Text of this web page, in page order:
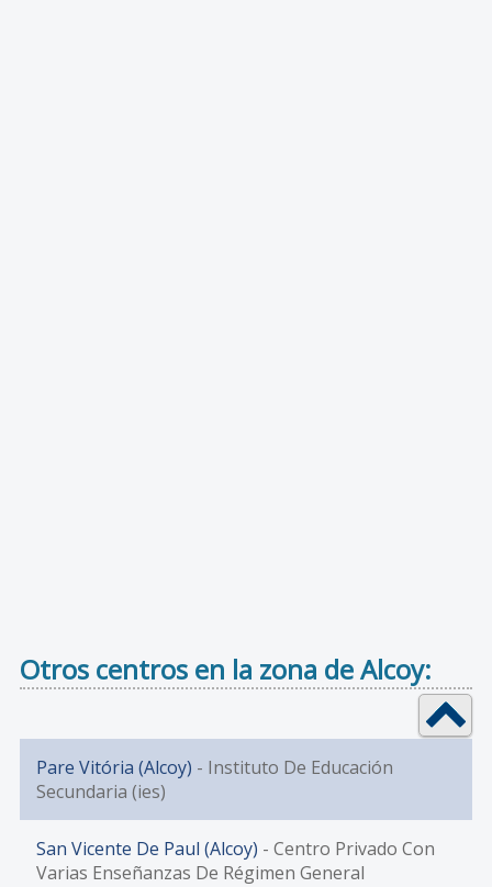
Otros centros en la zona de Alcoy:
Pare Vitória (Alcoy) - Instituto De Educación
Secundaria (ies)
San Vicente De Paul (Alcoy) - Centro Privado Con
Varias Enseñanzas De Régimen General